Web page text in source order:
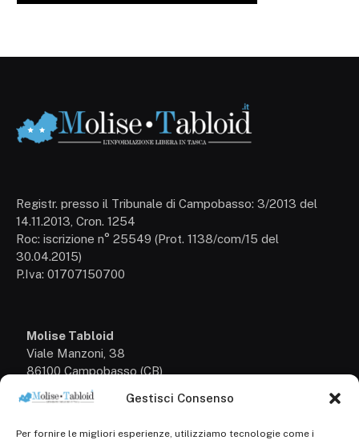
Gestisci Consenso
Per fornire le migliori esperienze, utilizziamo tecnologie come i
Registr. presso il Tribunale di Campobasso: 3/2013 del
14.11.2013, Cron. 1254
Roc: iscrizione n° 25549 (Prot. 1138/com/15 del
30.04.2015)
P.Iva: 01707150700
Molise Tabloid
Viale Manzoni, 38
86100 Campobasso (CB)
+39 3333169466